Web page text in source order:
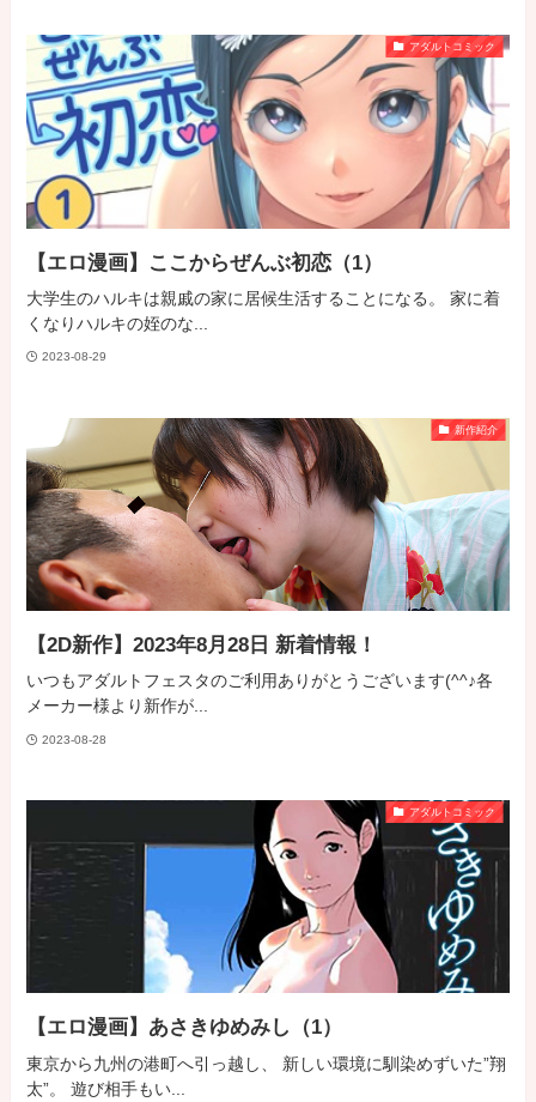
アダルトコミック
【エロ漫画】ここからぜんぶ初恋（1）
大学生のハルキは親戚の家に居候生活することになる。 家に着
くなりハルキの姪のな...
2023-08-29
新作紹介
【2D新作】2023年8月28日 新着情報！
いつもアダルトフェスタのご利用ありがとうございます(^^♪各
メーカー様より新作が...
2023-08-28
アダルトコミック
【エロ漫画】あさきゆめみし（1）
東京から九州の港町へ引っ越し、 新しい環境に馴染めずいた”翔
太”。 遊び相手もい...